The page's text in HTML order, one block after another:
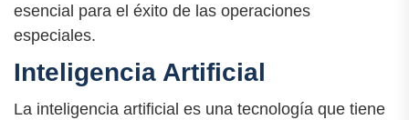
esencial para el éxito de las operaciones
especiales.
Inteligencia Artificial
La inteligencia artificial es una tecnología que tiene